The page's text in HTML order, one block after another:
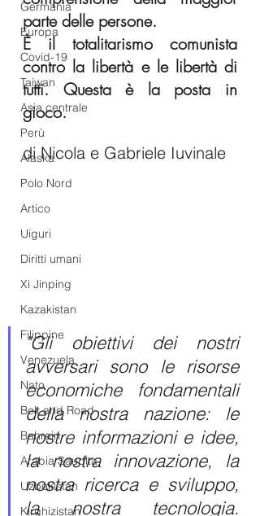
Germania
Europa
Covid-19
Taiwan
Asia centrale
Perù
Alaska
Polo Nord
Artico
Uiguri
Diritti umani
Xi Jinping
Kazakistan
Filippine
Venezuela
Nato
Belt and Road
Bahrein
Arabia Saudita
Uzbekistan
Kirghizistan
parte delle persone.
È il totalitarismo comunista
contro la libertà e le libertà di
tutti. Questa è la posta in
gioco.
di Nicola e Gabriele Iuvinale
"Gli obiettivi dei nostri
avversari sono le risorse
economiche fondamentali
della nostra nazione: le
nostre informazioni e idee,
la nostra innovazione, la
nostra ricerca e sviluppo,
la nostra tecnologia.